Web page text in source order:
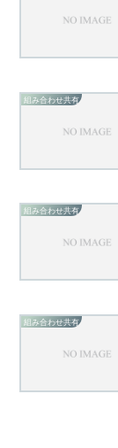
組み合わせ共有
組み合わせ共有
組み合わせ共有